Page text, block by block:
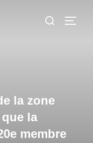
la zone
la
membre